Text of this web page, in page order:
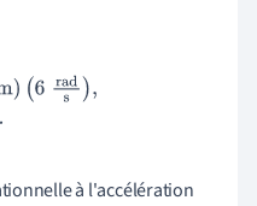
à l'accélération